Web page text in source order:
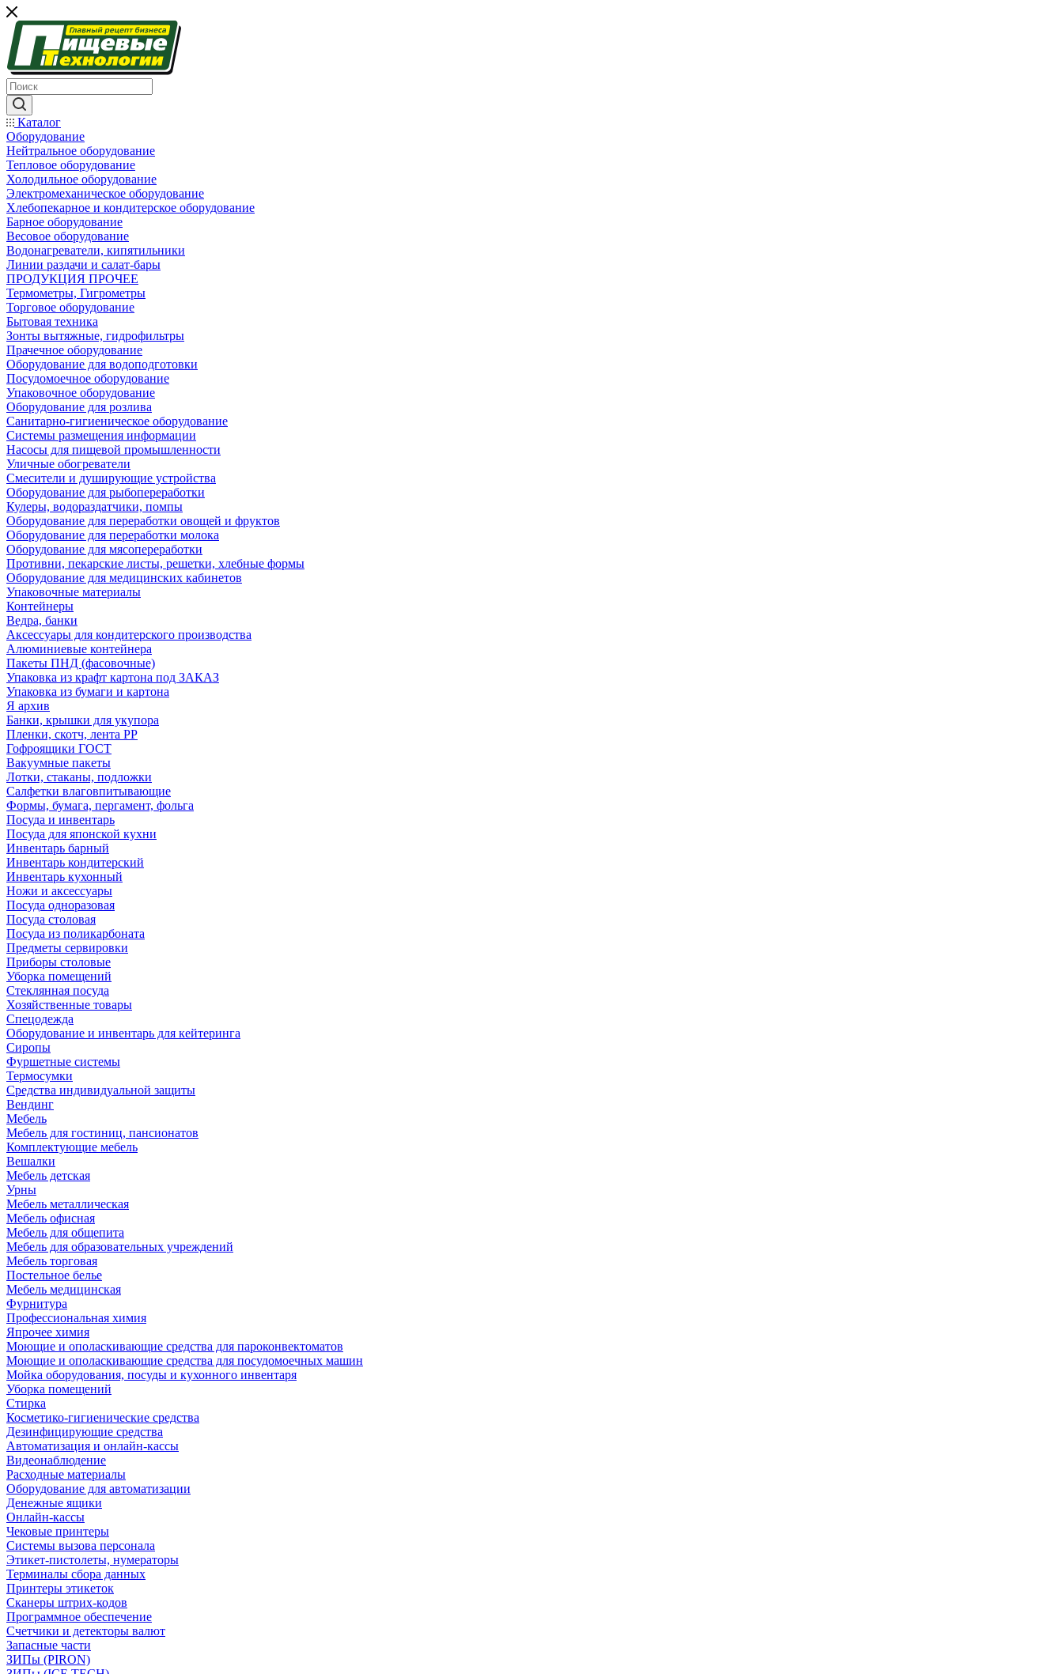
Каталог
Оборудование
Нейтральное оборудование
Тепловое оборудование
Холодильное оборудование
Электромеханическое оборудование
Хлебопекарное и кондитерское оборудование
Барное оборудование
Весовое оборудование
Водонагреватели, кипятильники
Линии раздачи и салат-бары
ПРОДУКЦИЯ ПРОЧЕЕ
Термометры, Гигрометры
Торговое оборудование
Бытовая техника
Зонты вытяжные, гидрофильтры
Прачечное оборудование
Оборудование для водоподготовки
Посудомоечное оборудование
Упаковочное оборудование
Оборудование для розлива
Санитарно-гигиеническое оборудование
Системы размещения информации
Насосы для пищевой промышленности
Уличные обогреватели
Смесители и душирующие устройства
Оборудование для рыбопереработки
Кулеры, водораздатчики, помпы
Оборудование для переработки овощей и фруктов
Оборудование для переработки молока
Оборудование для мясопереработки
Противни, пекарские листы, решетки, хлебные формы
Оборудование для медицинских кабинетов
Упаковочные материалы
Контейнеры
Ведра, банки
Аксессуары для кондитерского производства
Алюминиевые контейнера
Пакеты ПНД (фасовочные)
Упаковка из крафт картона под ЗАКАЗ
Упаковка из бумаги и картона
Я архив
Банки, крышки для укупора
Пленки, скотч, лента РР
Гофроящики ГОСТ
Вакуумные пакеты
Лотки, стаканы, подложки
Салфетки влаговпитывающие
Формы, бумага, пергамент, фольга
Посуда и инвентарь
Посуда для японской кухни
Инвентарь барный
Инвентарь кондитерский
Инвентарь кухонный
Ножи и аксессуары
Посуда одноразовая
Посуда столовая
Посуда из поликарбоната
Предметы сервировки
Приборы столовые
Уборка помещений
Стеклянная посуда
Хозяйственные товары
Спецодежда
Оборудование и инвентарь для кейтеринга
Сиропы
Фуршетные системы
Термосумки
Средства индивидуальной защиты
Вендинг
Мебель
Мебель для гостиниц, пансионатов
Комплектующие мебель
Вешалки
Мебель детская
Урны
Мебель металлическая
Мебель офисная
Мебель для общепита
Мебель для образовательных учреждений
Мебель торговая
Постельное белье
Мебель медицинская
Фурнитура
Профессиональная химия
Япрочее химия
Моющие и ополаскивающие средства для пароконвектоматов
Моющие и ополаскивающие средства для посудомоечных машин
Мойка оборудования, посуды и кухонного инвентаря
Уборка помещений
Стирка
Косметико-гигиенические средства
Дезинфицирующие средства
Автоматизация и онлайн-кассы
Видеонаблюдение
Расходные материалы
Оборудование для автоматизации
Денежные ящики
Онлайн-кассы
Чековые принтеры
Системы вызова персонала
Этикет-пистолеты, нумераторы
Терминалы сбора данных
Принтеры этикеток
Сканеры штрих-кодов
Программное обеспечение
Счетчики и детекторы валют
Запасные части
ЗИПы (PIRON)